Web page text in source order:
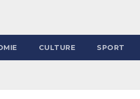
CULTURE SPORT